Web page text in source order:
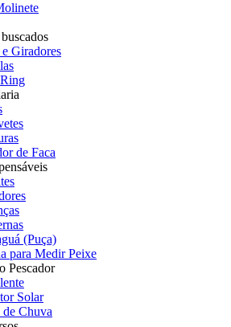
e Giradores
de Faca
(Puça)
para Medir Peixe
Pescador
Solar
de Chuva